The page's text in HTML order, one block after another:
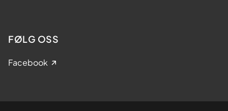
FØLG OSS
Facebook